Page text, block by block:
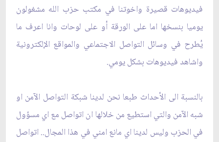
فيديوهات قصيرة واخوتنا في مكتب حزب الله مشغولون
يوميا بنسخها اما على الورقة أو على لوحات وانا اعرف ما
يُطرح في وسائل التواصل الاجتماعي والمواقع الإلكترونية
واشاهد فيديوهات بشكل يومي.
بالنسبة الى الأحداث طبعا نحن لدينا شبكة التواصل الآمن او
شبه الآمن والتي استطيع من خلالها ان اتواصل مع اي مسؤول
في الحزب وليس لدينا اي مانع امني في هذا المجال.. اتواصل